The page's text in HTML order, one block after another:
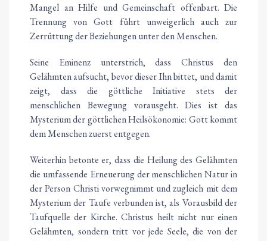
Mangel an Hilfe und Gemeinschaft offenbart. Die
Trennung von Gott führt unweigerlich auch zur
Zerrüttung der Beziehungen unter den Menschen.
Seine Eminenz unterstrich, dass Christus den
Gelähmten aufsucht, bevor dieser Ihn bittet, und damit
zeigt, dass die göttliche Initiative stets der
menschlichen Bewegung vorausgeht. Dies ist das
Mysterium der göttlichen Heilsökonomie: Gott kommt
dem Menschen zuerst entgegen.
Weiterhin betonte er, dass die Heilung des Gelähmten
die umfassende Erneuerung der menschlichen Natur in
der Person Christi vorwegnimmt und zugleich mit dem
Mysterium der Taufe verbunden ist, als Vorausbild der
Taufquelle der Kirche. Christus heilt nicht nur einen
Gelähmten, sondern tritt vor jede Seele, die von der